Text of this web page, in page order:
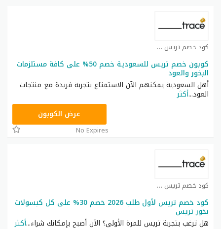
كود خصم تريس كوبون
كوبون خصم تريس للسعودية خصم 50% على كافة مستلزمات
البخور والعود
أهل السعودية يمكنهم الآن الاستمتاع بتجربة فريدة مع منتجات
العود...أكثر
عرض الكوبون
No Expires
كود خصم تريس كوبون
كود خصم تريس لأول طلب 2026 خصم 30% على كل كبسولات
بخور تريس
هل ترغب بتجربة تريس للمرة الأولى؟ الآن أصبح بإمكانك شراء...أكثر